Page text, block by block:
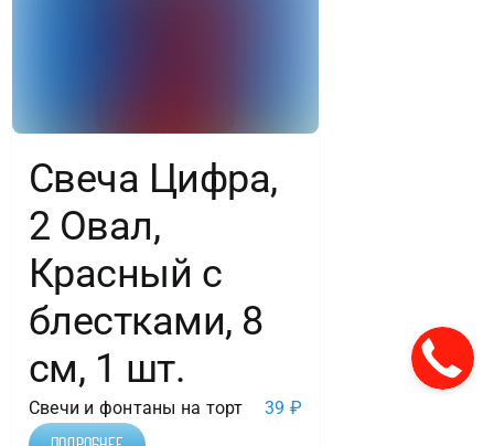
Свеча Цифра,
2 Овал,
Красный с
блестками, 8
см, 1 шт.
Свечи и фонтаны на торт 39 ₽